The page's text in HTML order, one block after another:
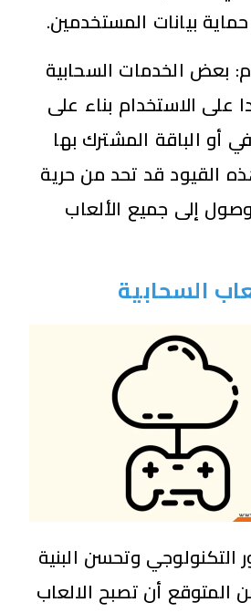
بيانات المستخدمين.
بعض الخدمات السحابية
على الاستخدام بناء على
أو الباقة المشترك بها
القيود قد تحد من حرية
إلى جميع الألعاب
السحابية
التكنولوجي وتحسن البنية
من المتوقع أن تصبح الالعاب